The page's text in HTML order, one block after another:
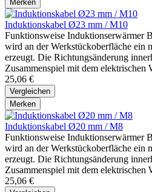
Merken
Induktionskabel Ø23 mm / M10
Funktionsweise Induktionserwärmer
wird an der Werkstückoberfläche ein
erzeugt. Die Richtungsänderung
Zusammenspiel mit dem elektrischen
25,06 €
Vergleichen
Merken
Induktionskabel Ø20 mm / M8
Funktionsweise Induktionserwärmer
wird an der Werkstückoberfläche ein
erzeugt. Die Richtungsänderung
Zusammenspiel mit dem elektrischen
25,06 €